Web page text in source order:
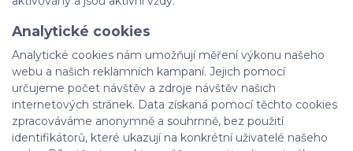
Analytické cookies
Analytické cookies nám umožňují měření výkonu našeho
webu a našich reklamních kampaní. Jejich pomocí
určujeme počet návštěv a zdroje návštěv našich
internetových stránek. Data získaná pomocí těchto cookies
zpracováváme anonymně a souhrnně, bez použití
identifikátorů, které ukazují na konkrétní uživatelé našeho